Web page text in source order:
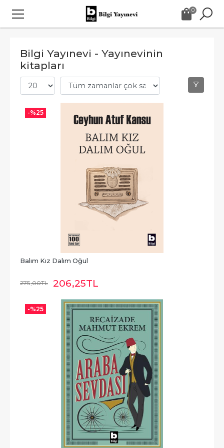
0
Bilgi Yayınevi - Yayınevinin
kitapları
-%25
Balım Kız Dalım Oğul
275,00TL 206,25TL
-%25